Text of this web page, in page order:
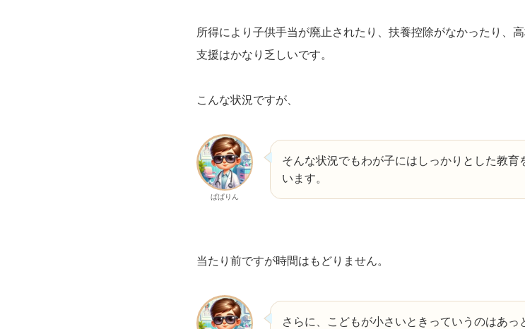
所得により子供手当が廃止されたり、扶養控除がなかったり、
支援はかなり乏しいです。
こんな状況ですが、
ぱぱりん
そんな状況でもわが子にはしっかりとした教育
います。
当たり前ですが時間はもどりません。
さらに、こどもが小さいときっていうのはあっ